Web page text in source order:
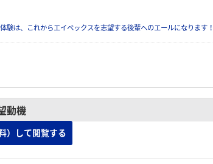
は、これからエイベックスを志望する後輩へのエールになります！
動機
）して閲覧する